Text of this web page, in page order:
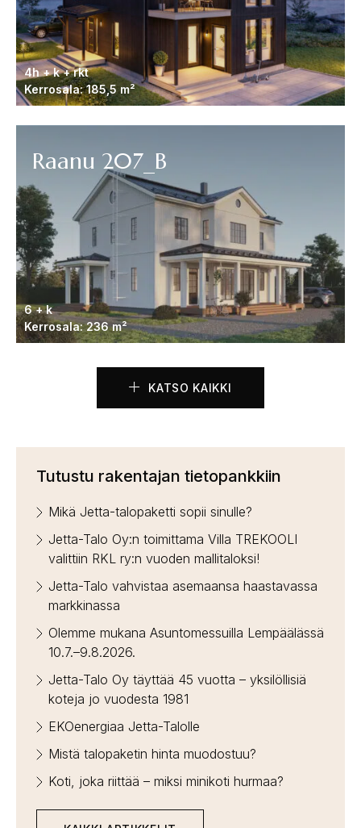
4h + k + rkt
Kerrosala: 185,5 m²
6 + k
Kerrosala: 236 m²
Raanu 207_B
KATSO KAIKKI
Tutustu rakentajan tietopankkiin
Mikä Jetta-talopaketti sopii sinulle?
Jetta-Talo Oy:n toimittama Villa TREKOOLI
valittiin RKL ry:n vuoden mallitaloksi!
Jetta-Talo vahvistaa asemaansa haastavassa
markkinassa
Olemme mukana Asuntomessuilla Lempäälässä
10.7.–9.8.2026.
Jetta-Talo Oy täyttää 45 vuotta – yksilöllisiä
koteja jo vuodesta 1981
EKOenergiaa Jetta-Talolle
Mistä talopaketin hinta muodostuu?
Koti, joka riittää – miksi minikoti hurmaa?